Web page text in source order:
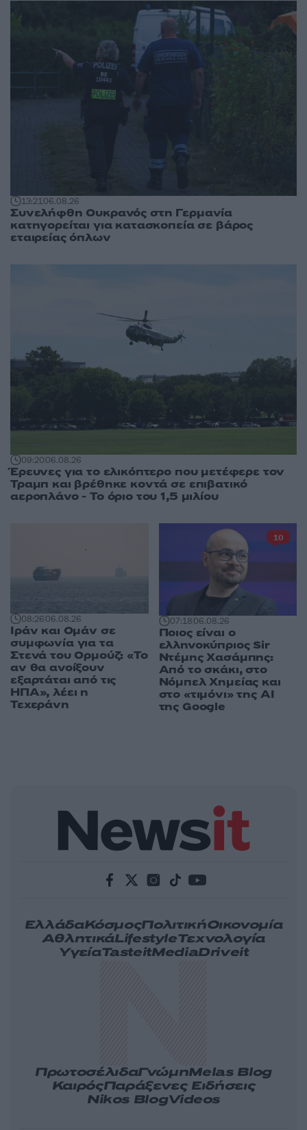
13:2106.08.26
Συνελήφθη Ουκρανός στη Γερμανία
κατηγορείται για κατασκοπεία σε βάρος
εταιρείας όπλων
09:2006.08.26
Έρευνες για το ελικόπτερο που μετέφερε τον
Τραμπ και βρέθηκε κοντά σε επιβατικό
αεροπλάνο - Το όριο του 1,5 μιλίου
08:2606.08.26
Ιράν και Ομάν σε
συμφωνία για τα
Στενά του Ορμούζ: «Το
αν θα ανοίξουν
εξαρτάται από τις
ΗΠΑ», λέει η
Τεχεράνη
07:1806.08.26
Ποιος είναι ο
ελληνοκύπριος Sir
Ντέμης Χασάμπης:
Από το σκάκι, στο
Νόμπελ Χημείας και
στο «τιμόνι» της AI
της Google
10
ΕλλάδαΚόσμοςΠολιτικήΟικονομία
ΑθλητικάLifestyleΤεχνολογία
ΥγείαTasteitMediaDriveit
ΠρωτοσέλιδαΓνώμηMelas Blog
ΚαιρόςΠαράξενες Ειδήσεις
Nikos BlogVideos